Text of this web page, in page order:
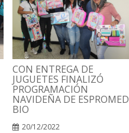
CON ENTREGA DE
JUGUETES FINALIZÓ
PROGRAMACIÓN
NAVIDEÑA DE ESPROMED
BIO
20/12/2022